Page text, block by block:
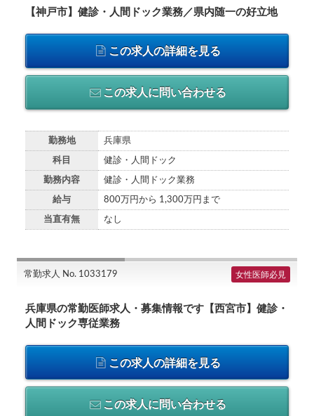
【神戸市】健診・人間ドック業務／県内随一の好立地
この求人の詳細を見る
この求人に問い合わせる
勤務地 兵庫県
科目 健診・人間ドック
勤務内容 健診・人間ドック業務
給与 800万円から 1,300万円まで
当直有無 なし
常勤求人 No. 1033179 女性医師必見
兵庫県の常勤医師求人・募集情報です【西宮市】健診・
人間ドック専従業務
この求人の詳細を見る
この求人に問い合わせる